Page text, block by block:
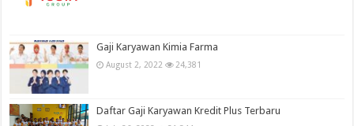
Gaji Karyawan Kimia Farma
August 2, 2022 24,381
Daftar Gaji Karyawan Kredit Plus Terbaru